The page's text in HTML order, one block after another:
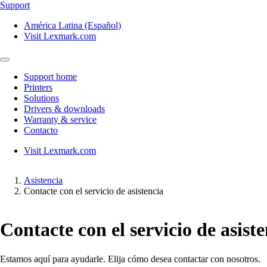
Support
América Latina (Español)
Visit Lexmark.com
Support home
Printers
Solutions
Drivers & downloads
Warranty & service
Contacto
Visit Lexmark.com
Asistencia
Contacte con el servicio de asistencia
Contacte con el servicio de
Estamos aquí para ayudarle. Elija cómo desea contactar con nosotros.